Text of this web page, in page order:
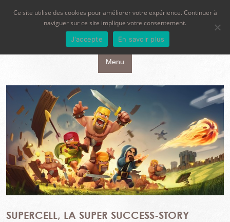
Menu
Aller au contenu principal
SUPERCELL, LA SUPER SUCCESS-STORY
Ce site utilise des cookies pour améliorer votre expérience. Continuer à
naviguer sur ce site implique votre consentement.
J'accepte En savoir plus